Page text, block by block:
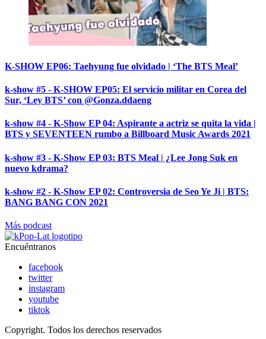
K-SHOW EP06: Taehyung fue olvidado | ‘The BTS Meal’
k-show #5 - K-SHOW EP05: El servicio militar en Corea del
Sur, ‘Ley BTS’ con @Gonza.ddaeng
k-show #4 - K-Show EP 04: Aspirante a actriz se quita la vida |
BTS y SEVENTEEN rumbo a Billboard Music Awards 2021
k-show #3 - K-Show EP 03: BTS Meal | ¿Lee Jong Suk en
nuevo kdrama?
k-show #2 - K-Show EP 02: Controversia de Seo Ye Ji | BTS:
BANG BANG CON 2021
Más podcast
Encuéntranos
facebook
twitter
instagram
youtube
tiktok
Copyright. Todos los derechos reservados